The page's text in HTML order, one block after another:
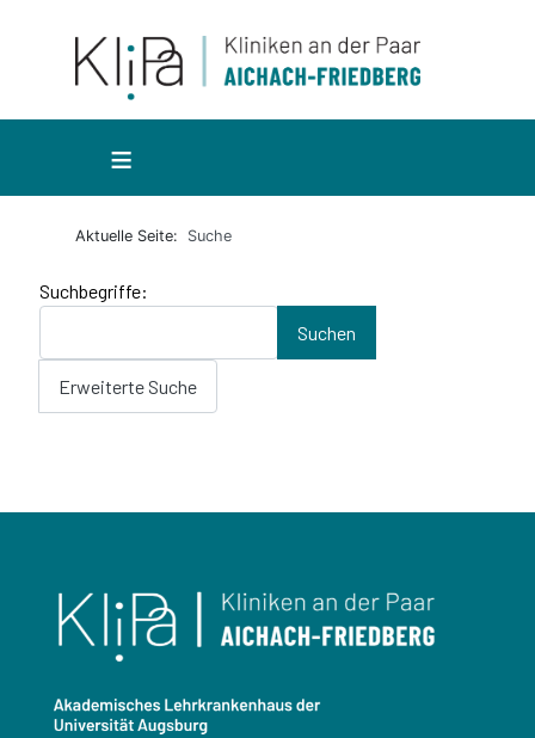
≡
Aktuelle Seite: Suche
Suchformular
Suchbegriffe:
Suchen
Erweiterte Suche